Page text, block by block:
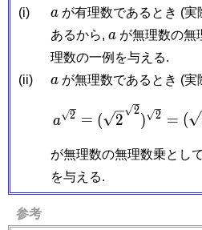
2^{\sqrt
(i)
a
a が有理数であるとき (実
あるから, a
a が無理数の無
理数の一例を与える.
(ii)
a
a が無理数であるとき (実
a 2 = ( 2
2
) 2 = (
が無理数の無理数乗とし
を与える.
参考